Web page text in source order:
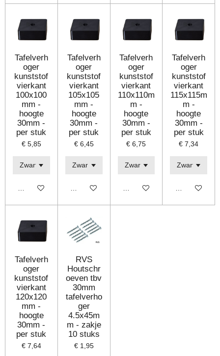
Tafelverh
oger
kunststof
vierkant
100x100
mm -
hoogte
30mm -
per stuk
€ 5,85
Bekijk details
Tafelverh
oger
kunststof
vierkant
105x105
mm -
hoogte
30mm -
per stuk
€ 6,45
Bekijk details
Tafelverh
oger
kunststof
vierkant
110x110m
m -
hoogte
30mm -
per stuk
€ 6,75
Bekijk details
Tafelverh
oger
kunststof
vierkant
115x115m
m -
hoogte
30mm -
per stuk
€ 7,34
Bekijk details
Tafelverh
oger
kunststof
vierkant
120x120
mm -
hoogte
30mm -
per stuk
€ 7,64
RVS
Houtschr
oeven tbv
30mm
tafelverho
ger
4.5x45m
m - zakje
10 stuks
€ 1,95